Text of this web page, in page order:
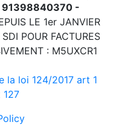
91398840370 -
LE 1er JANVIER
POUR FACTURES
: M5UXCR1
la loi 124/2017 art 1
127